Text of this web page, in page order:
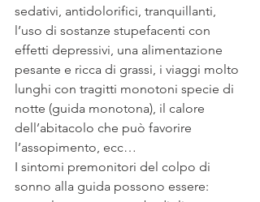
sedativi, antidolorifici, tranquillanti,
l’uso di sostanze stupefacenti con
effetti depressivi, una alimentazione
pesante e ricca di grassi, i viaggi molto
lunghi con tragitti monotoni specie di
notte (guida monotona), il calore
dell’abitacolo che può favorire
l’assopimento, ecc…
I sintomi premonitori del colpo di
sonno alla guida possono essere: